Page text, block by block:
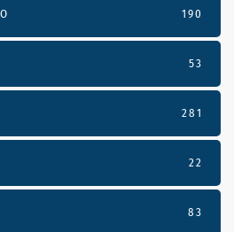
190
53
281
22
83